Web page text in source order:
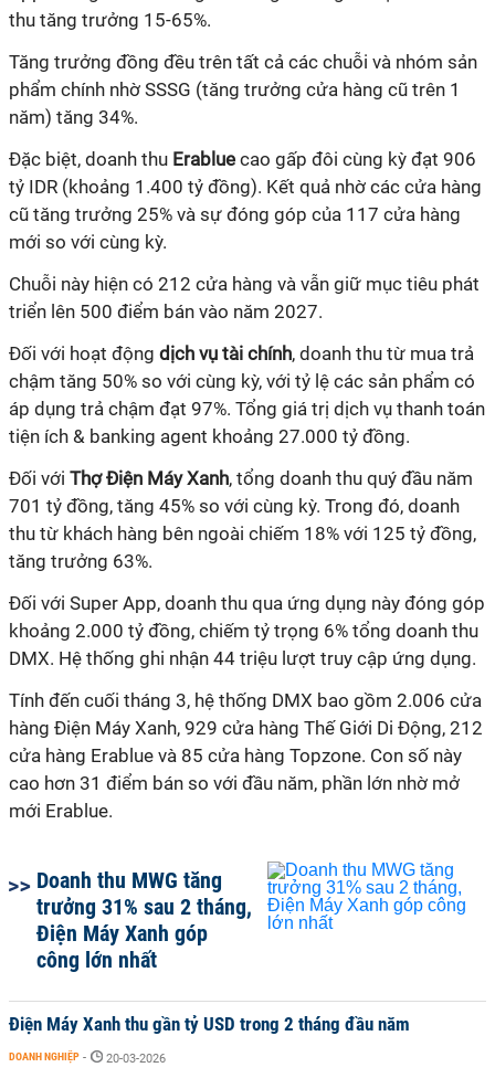
thu tăng trưởng 15-65%.
Tăng trưởng đồng đều trên tất cả các chuỗi và nhóm sản
phẩm chính nhờ SSSG (tăng trưởng cửa hàng cũ trên 1
năm) tăng 34%.
Đặc biệt, doanh thu Erablue cao gấp đôi cùng kỳ đạt 906
tỷ IDR (khoảng 1.400 tỷ đồng). Kết quả nhờ các cửa hàng
cũ tăng trưởng 25% và sự đóng góp của 117 cửa hàng
mới so với cùng kỳ.
Chuỗi này hiện có 212 cửa hàng và vẫn giữ mục tiêu phát
triển lên 500 điểm bán vào năm 2027.
Đối với hoạt động dịch vụ tài chính, doanh thu từ mua trả
chậm tăng 50% so với cùng kỳ, với tỷ lệ các sản phẩm có
áp dụng trả chậm đạt 97%. Tổng giá trị dịch vụ thanh toán
tiện ích & banking agent khoảng 27.000 tỷ đồng.
Đối với Thợ Điện Máy Xanh, tổng doanh thu quý đầu năm
701 tỷ đồng, tăng 45% so với cùng kỳ. Trong đó, doanh
thu từ khách hàng bên ngoài chiếm 18% với 125 tỷ đồng,
tăng trưởng 63%.
Đối với Super App, doanh thu qua ứng dụng này đóng góp
khoảng 2.000 tỷ đồng, chiếm tỷ trọng 6% tổng doanh thu
DMX. Hệ thống ghi nhận 44 triệu lượt truy cập ứng dụng.
Tính đến cuối tháng 3, hệ thống DMX bao gồm 2.006 cửa
hàng Điện Máy Xanh, 929 cửa hàng Thế Giới Di Động, 212
cửa hàng Erablue và 85 cửa hàng Topzone. Con số này
cao hơn 31 điểm bán so với đầu năm, phần lớn nhờ mở
mới Erablue.
Doanh thu MWG tăng
trưởng 31% sau 2 tháng,
Điện Máy Xanh góp
công lớn nhất
Điện Máy Xanh thu gần tỷ USD trong 2 tháng đầu năm
DOANH NGHIỆP - 20-03-2026